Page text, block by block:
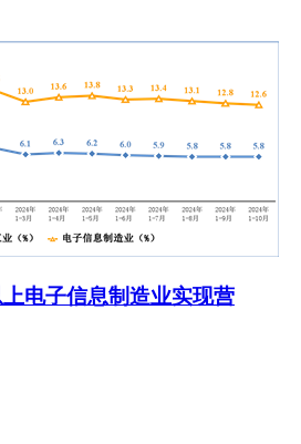
电子信息制造业实现营